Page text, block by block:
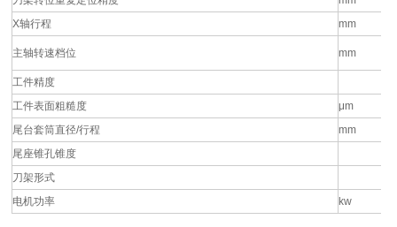
X轴行程
mm
主轴转速档位 mm
工件精度
工件表面粗糙度
μm
尾台套筒直径/行程
mm
尾座锥孔锥度
刀架形式
电机功率
kw